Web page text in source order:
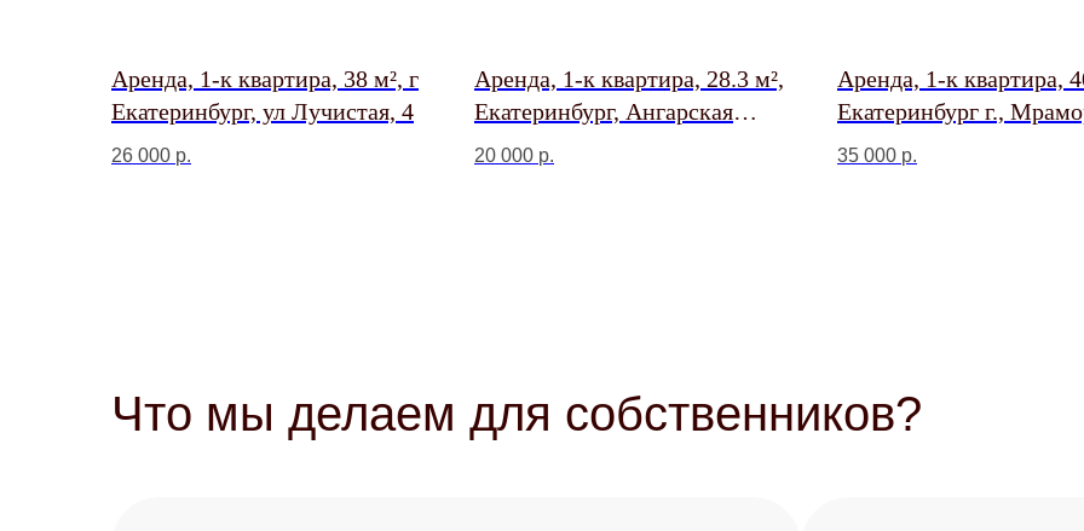
Аренда, 1-к квартира, 38 м², г
Екатеринбург, ул Лучистая, 4
26 000 р.
Аренда, 1-к квартира, 28.3 м²,
Екатеринбург, Ангарская
улица, 52/2
20 000 р.
Аренда, 1-к квартира,
Екатеринбург г.,
ул., 6
35 000 р.
Что мы делаем для собственников?